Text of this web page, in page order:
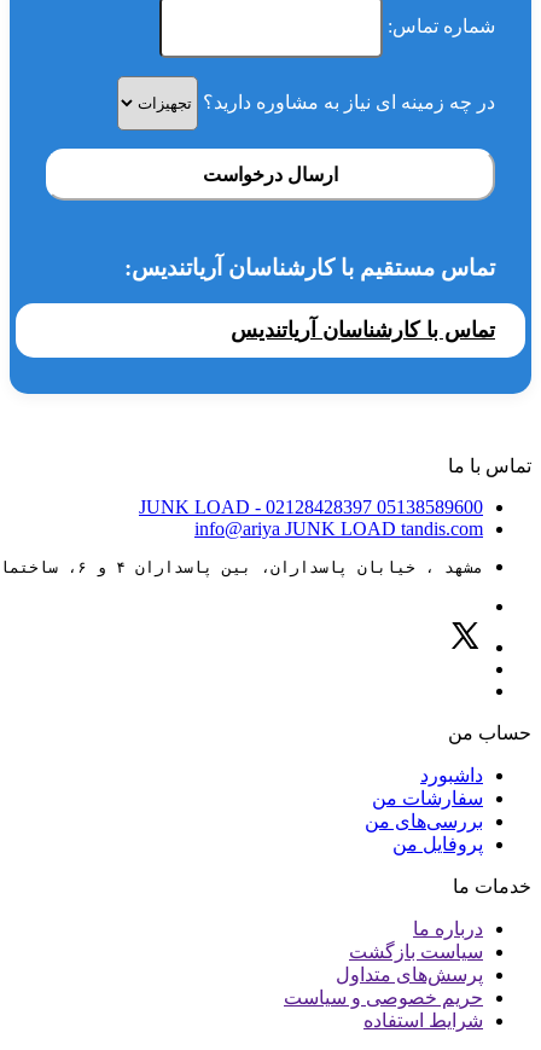
شماره تماس:
در چه زمینه ای نیاز به مشاوره دارید؟
ارسال درخواست
تماس مستقیم با کارشناسان آریاتندیس:
تماس با کارشناسان آریاتندیس
تماس با ما
05138589600
JUNK LOAD - 02128428397
info@ariya JUNK LOAD tandis.com
مشهد ، خیابان پاسداران، بین پاسداران ۴ و ۶، ساختمان ۸۸
حساب من
داشبورد
سفارشات من
بررسی‌های من
پروفایل من
خدمات ما
درباره ما
سیاست بازگشت
پرسش‌های متداول
حریم خصوصی و سیاست
شرایط استفاده